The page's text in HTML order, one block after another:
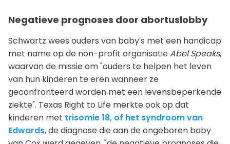
Negatieve prognoses door abortuslobby
Schwartz wees ouders van baby's met een handicap
met name op de non-profit organisatieAbel Speaks,
waarvan de missie om "ouders te helpen het leven
van hun kinderen te eren wanneer ze
geconfronteerd worden met een levensbeperkende
ziekte". Texas Right to Life merkte ook op dat
kinderen met trisomie 18, of het syndroom van
Edwards, de diagnose die aan de ongeboren baby